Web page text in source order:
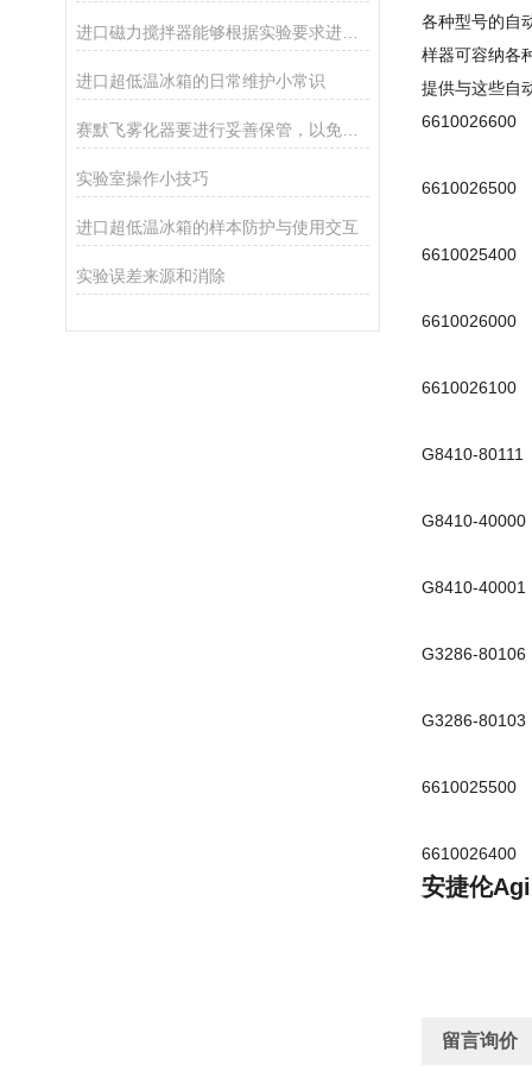
进口磁力搅拌器能够根据实验要求进行精细调节
进口超低温冰箱的日常维护小常识
赛默飞雾化器要进行妥善保管，以免产品遭到破坏
实验室操作小技巧
进口超低温冰箱的样本防护与使用交互
实验误差来源和消除
各种型号的自
样器可容纳各
提供与这些自
6610026600
6610026500
6610025400
6610026000
6610026100
G8410-80111
G8410-40000
G8410-40001
G3286-80106
G3286-80103
6610025500
6610026400
安捷伦
留言询价